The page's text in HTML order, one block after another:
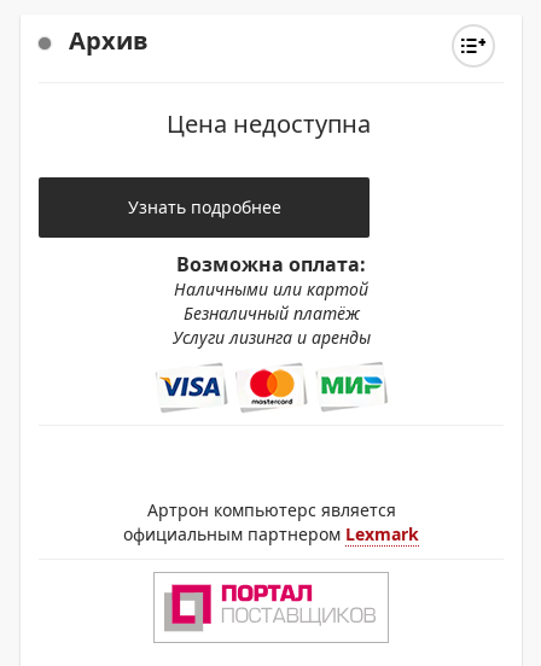
Архив
Цена недоступна
Узнать подробнее
Возможна оплата:
Наличными или картой
Безналичный платёж
Услуги лизинга и аренды
Артрон компьютерс является
официальным партнером Lexmark